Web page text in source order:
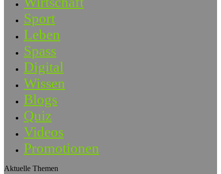
Sport
Leben
Spass
Digital
Wissen
Blogs
Quiz
Videos
Promotionen
Aktuelle Themen